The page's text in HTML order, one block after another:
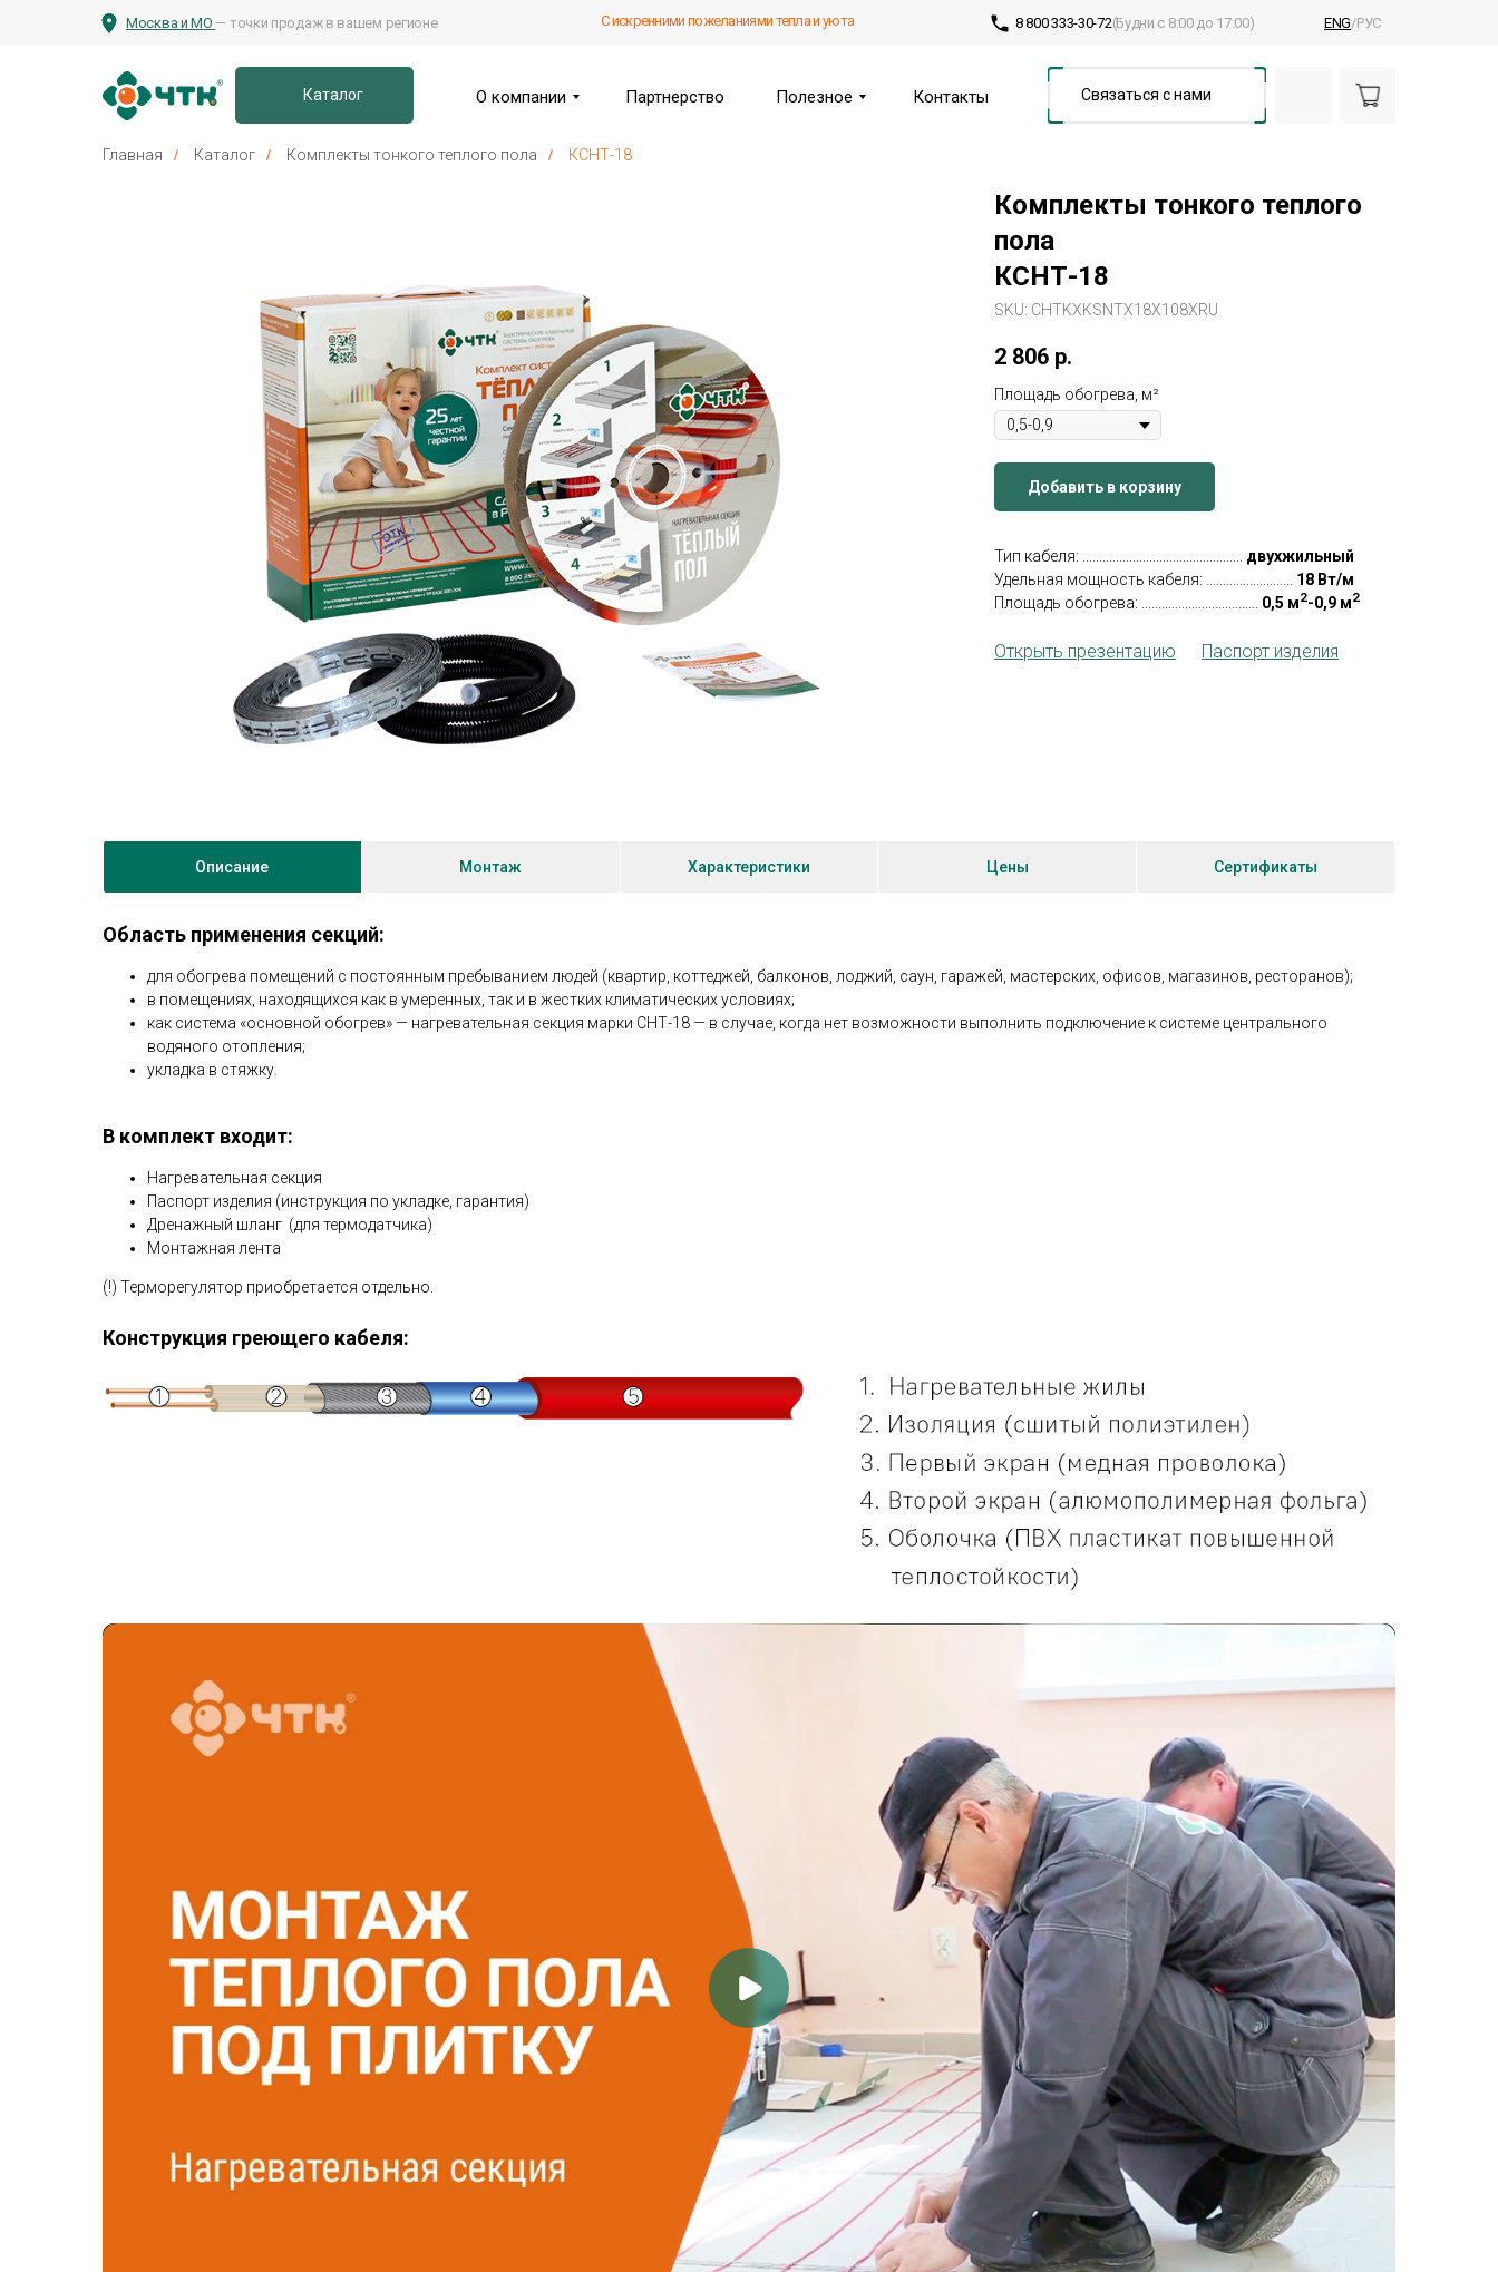
Москва и МО — точки продаж в вашем регионе 8 800 333-30-72(Будни с 8:00 до 17:00) ENG/РУС
С искренними пожеланиями тепла и уюта
Каталог О компании Партнерство Полезное Контакты Связаться с нами
Главная / Каталог / Комплекты тонкого теплого пола / КСНТ-18
Комплекты тонкого теплого
пола
КСНТ-18
SKU: CHTKXKSNTX18X108XRU
2 806 р.
Площадь обогрева, м²
Добавить в корзину
Тип кабеля: ................................................ двухжильный
Удельная мощность кабеля: .......................... 18 Вт/м
Площадь обогрева: ................................... 0,5 м2-0,9 м2
Открыть презентацию Паспорт изделия
Описание Монтаж Характеристики Цены Сертификаты
Область применения секций:
для обогрева помещений с постоянным пребыванием людей (квартир, коттеджей, балконов, лоджий, саун, гаражей, мастерских, офисов, магазинов, ресторанов);
в помещениях, находящихся как в умеренных, так и в жестких климатических условиях;
как система «основной обогрев» — нагревательная секция марки СНТ-18 — в случае, когда нет возможности выполнить подключение к системе центрального
водяного отопления;
укладка в стяжку.
В комплект входит:
Нагревательная секция
Паспорт изделия (инструкция по укладке, гарантия)
Дренажный шланг (для термодатчика)
Монтажная лента
(!) Терморегулятор приобретается отдельно.
Конструкция греющего кабеля: